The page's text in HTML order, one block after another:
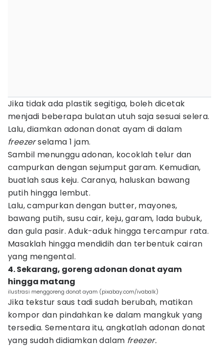
Jika tidak ada plastik segitiga, boleh dicetak
menjadi beberapa bulatan utuh saja sesuai selera.
Lalu, diamkan adonan donat ayam di dalam
freezerselama 1 jam.
Sambil menunggu adonan, kocoklah telur dan
campurkan dengan sejumput garam. Kemudian,
buatlah saus keju. Caranya, haluskan bawang
putih hingga lembut.
Lalu, campurkan dengan butter, mayones,
bawang putih, susu cair, keju, garam, lada bubuk,
dan gula pasir. Aduk-aduk hingga tercampur rata.
Masaklah hingga mendidih dan terbentuk cairan
yang mengental.
4. Sekarang, goreng adonan donat ayam
hingga matang
ilustrasi menggoreng donat ayam (pixabay.com/ivabalk)
Jika tekstur saus tadi sudah berubah, matikan
kompor dan pindahkan ke dalam mangkuk yang
tersedia. Sementara itu, angkatlah adonan donat
yang sudah didiamkan dalam freezer.